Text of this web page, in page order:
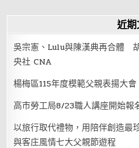
近期
吳宗憲、Lulu與陳漢典再合體
央社 CNA
楊梅區115年度模範父親表揚大
高市勞工局8/23職人講座開始報
以旅行取代禮物，用陪伴創造最
與客庄風情七大父親節遊程